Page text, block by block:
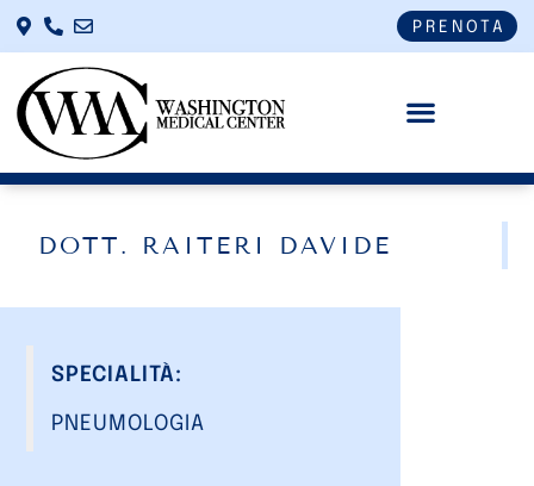
PRENOTA
DOTT. RAITERI DAVIDE
SPECIALITÀ:
PNEUMOLOGIA